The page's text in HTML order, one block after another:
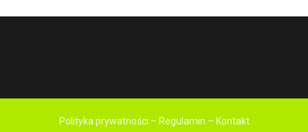
Polityka prywatności – Regulamin – Kontakt